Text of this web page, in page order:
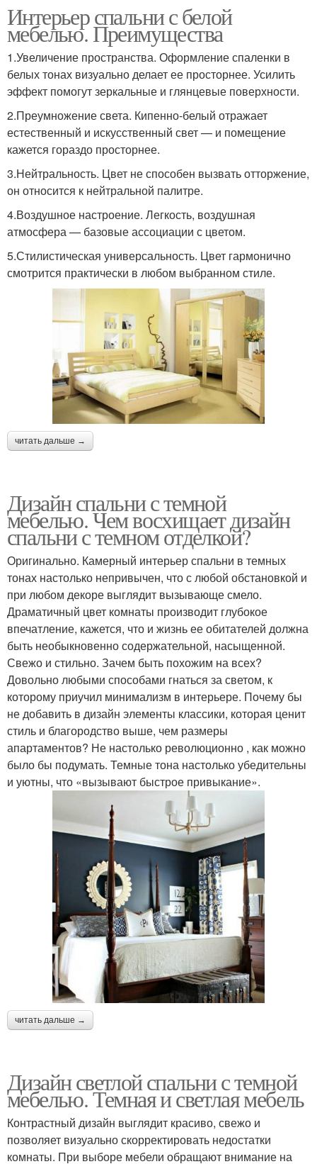
Интерьер спальни с белой
мебелью. Преимущества
1.Увеличение пространства. Оформление спаленки в
белых тонах визуально делает ее просторнее. Усилить
эффект помогут зеркальные и глянцевые поверхности.
2.Преумножение света. Кипенно-белый отражает
естественный и искусственный свет — и помещение
кажется гораздо просторнее.
3.Нейтральность. Цвет не способен вызвать отторжение,
он относится к нейтральной палитре.
4.Воздушное настроение. Легкость, воздушная
атмосфера — базовые ассоциации с цветом.
5.Стилистическая универсальность. Цвет гармонично
смотрится практически в любом выбранном стиле.
читать дальше →
Дизайн спальни с темной
мебелью. Чем восхищает дизайн
спальни с темном отделкой?
Оригинально. Камерный интерьер спальни в темных
тонах настолько непривычен, что с любой обстановкой и
при любом декоре выглядит вызывающе смело.
Драматичный цвет комнаты производит глубокое
впечатление, кажется, что и жизнь ее обитателей должна
быть необыкновенно содержательной, насыщенной.
Свежо и стильно. Зачем быть похожим на всех?
Довольно любыми способами гнаться за светом, к
которому приучил минимализм в интерьере. Почему бы
не добавить в дизайн элементы классики, которая ценит
стиль и благородство выше, чем размеры
апартаментов? Не настолько революционно , как можно
было бы подумать. Темные тона настолько убедительны
и уютны, что «вызывают быстрое привыкание».
читать дальше →
Дизайн светлой спальни с темной
мебелью. Темная и светлая мебель
Контрастный дизайн выглядит красиво, свежо и
позволяет визуально скорректировать недостатки
комнаты. При выборе мебели обращают внимание на